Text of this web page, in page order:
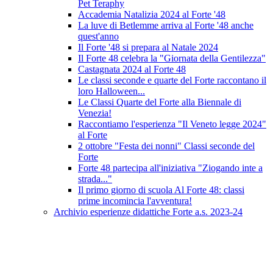
Pet Teraphy
Accademia Natalizia 2024 al Forte '48
La luve di Betlemme arriva al Forte '48 anche
quest'anno
Il Forte '48 si prepara al Natale 2024
Il Forte 48 celebra la "Giornata della Gentilezza"
Castagnata 2024 al Forte 48
Le classi seconde e quarte del Forte raccontano il
loro Halloween...
Le Classi Quarte del Forte alla Biennale di
Venezia!
Raccontiamo l'esperienza "Il Veneto legge 2024"
al Forte
2 ottobre "Festa dei nonni" Classi seconde del
Forte
Forte 48 partecipa all'iniziativa "Ziogando inte a
strada..."
Il primo giorno di scuola Al Forte 48: classi
prime incomincia l'avventura!
Archivio esperienze didattiche Forte a.s. 2023-24